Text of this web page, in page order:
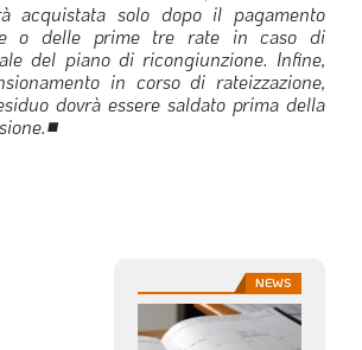
acquistata solo dopo il pagamento
o delle prime tre rate in caso di
del piano di ricongiunzione. Infine,
in corso di rateizzazione,
dovrà essere saldato prima della
■
NEWS